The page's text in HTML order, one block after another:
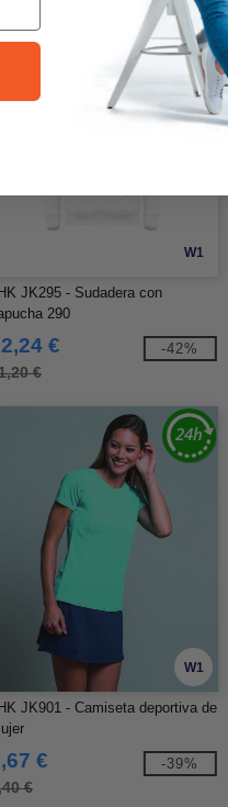
W1
JK295 - Sudadera con
290
€
€
-42%
W1
JK901 - Camiseta deportiva de
€
€
-39%